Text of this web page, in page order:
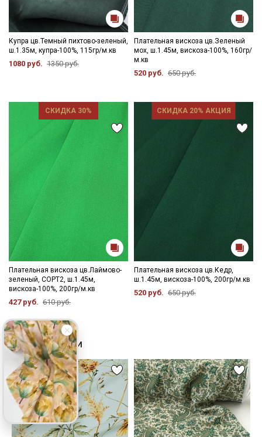
Купра цв.Темный пихтово-зеленый,
ш.1.35м, купра-100%, 115гр/м.кв
1080 руб. 1350 руб.
Плательная вискоза цв.Зеленый
мох, ш.1.45м, вискоза-100%, 160гр/
м.кв
520 руб. 650 руб.
СКИДКА 30%
Плательная вискоза цв.Лаймово-
зеленый, СОРТ2, ш.1.45м,
вискоза-100%, 200гр/м.кв
427 руб. 610 руб.
СКИДКА 20% АКЦИЯ
Плательная вискоза цв.Кедр,
ш.1.45м, вискоза-100%, 200гр/м.кв
520 руб. 650 руб.
Похожие ткани